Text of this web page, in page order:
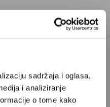
sadržaja i oglasa,
i analiziranje
o tome kako
sa čitanjem naših
je da
pretplate.